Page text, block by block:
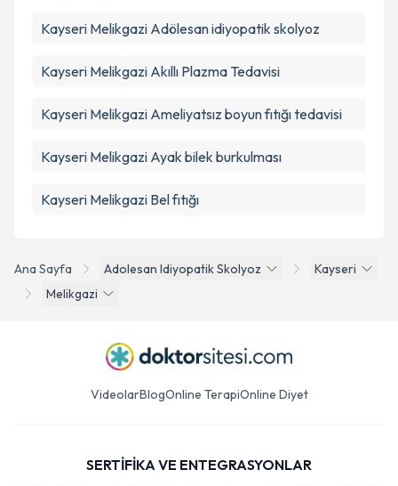
Ana Sayfa Adolesan Idiyopatik Skolyoz
Kayseri
Melikgazi
Kayseri Melikgazi Adölesan idiyopatik skolyoz
Kayseri Melikgazi Akıllı Plazma Tedavisi
Kayseri Melikgazi Ameliyatsız boyun fıtığı tedavisi
Kayseri Melikgazi Ayak bilek burkulması
Kayseri Melikgazi Bel fıtığı
VideolarBlogOnline TerapiOnline Diyet
SERTİFİKA VE ENTEGRASYONLAR